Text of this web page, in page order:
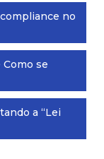
no
se
a “Lei